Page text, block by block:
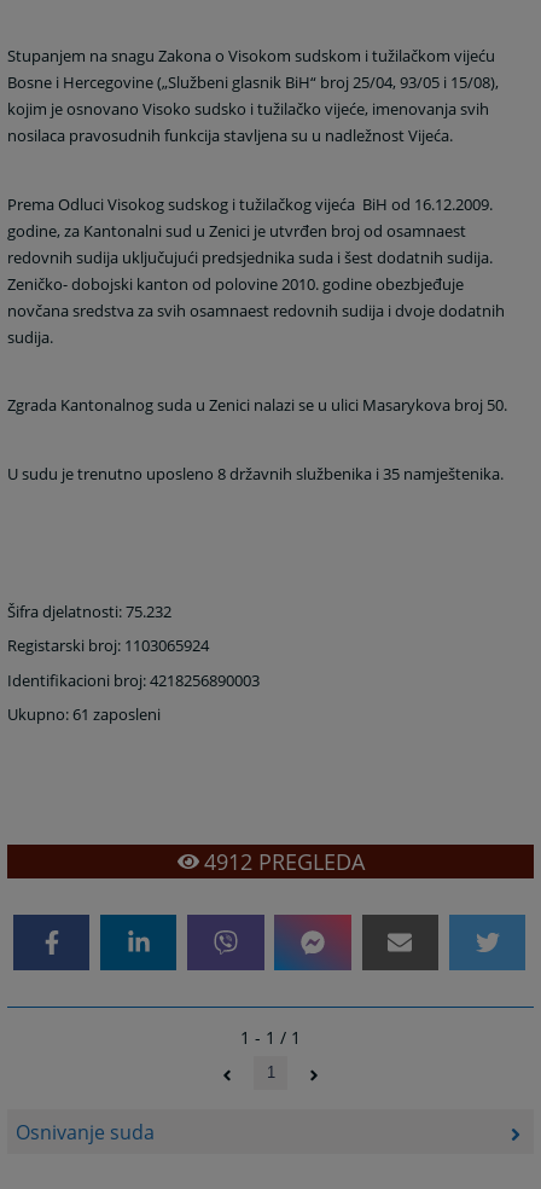
Osnivanje suda
Stupanjem na snagu Zakona o Visokom sudskom i tužilačkom vijeću
Bosne i Hercegovine („Službeni glasnik BiH“ broj 25/04, 93/05 i 15/08),
kojim je osnovano Visoko sudsko i tužilačko vijeće, imenovanja svih
nosilaca pravosudnih funkcija stavljena su u nadležnost Vijeća.
Prema Odluci Visokog sudskog i tužilačkog vijeća BiH od 16.12.2009.
godine, za Kantonalni sud u Zenici je utvrđen broj od osamnaest
redovnih sudija uključujući predsjednika suda i šest dodatnih sudija.
Zeničko- dobojski kanton od polovine 2010. godine obezbjeđuje
novčana sredstva za svih osamnaest redovnih sudija i dvoje dodatnih
sudija.
Zgrada Kantonalnog suda u Zenici nalazi se u ulici Masarykova broj 50.
U sudu je trenutno uposleno 8 državnih službenika i 35 namještenika.
Šifra djelatnosti: 75.232
Registarski broj: 1103065924
Identifikacioni broj: 4218256890003
Ukupno: 61 zaposleni
4912 PREGLEDA
1 - 1 / 1
1